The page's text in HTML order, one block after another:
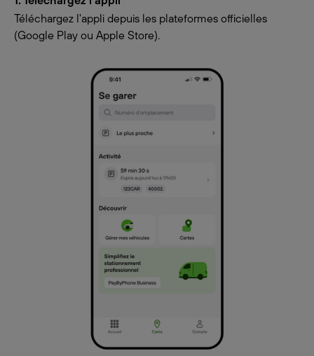
Téléchargez l'appli depuis les plateformes officielles
(Google Play ou Apple Store).